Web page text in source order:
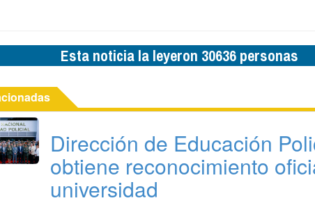
Esta noticia la leyeron 30636 personas
Dirección de Educación
obtiene reconocimiento
universidad